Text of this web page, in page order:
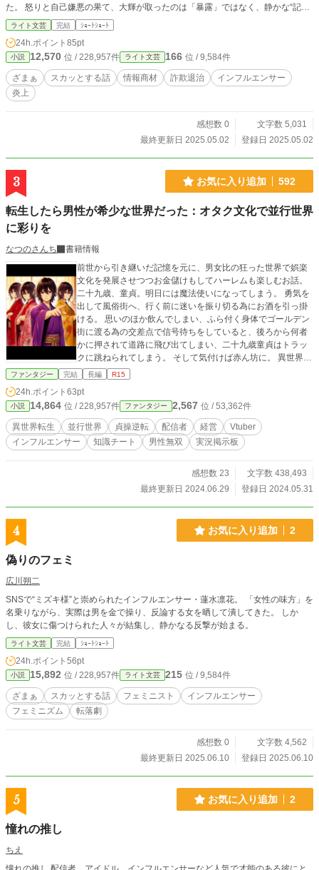
た。 怒りと自己嫌悪の果て、大輝が取ったのは「暴露」ではなく、静かな“記
録”だった。 SNSアーカイブ、法人登記情報、違法発言の保存、そして匿名通
報。 仕掛けた罠が炎上という名の火を呼び、やがてSHUNの虚飾は崩れ始め
る。
ライト文芸 完結 ｼｮｰﾄｼｮｰﾄ
24h.ポイント 85pt
小説 12,570 位 / 228,957件 ライト文芸 166 位 / 9,584件
ざまぁ スカッとする話 情報商材 詐欺退治
インフルエンサー
炎上
感想数 0
文字数 5,031
最終更新日 2025.05.02
登録日 2025.05.02
3 お気に入り追加 592
転生したら男性が希少な世界だった：オタク文化で並行世界
に彩りを
なつのさんち
書籍情報
前世から引き継いだ記憶を元に、男女比の狂った世界で娯楽
文化を発展させつつお金儲けもしてハーレムも楽しむお話。
二十九歳、童貞。明日には魔法使いになってしまう。 勇気を
出して風俗街へ、行く前に迷いを振り切る為にお酒を引っ掛
ける。 思いのほか飲んでしまい、ふら付く身体でゴールデン
街に渡る為の交差点で信号待ちをしていると、後ろから何者
かに押されて道路に飛び出てしまい、二十九歳童貞はトラッ
クに跳ねられてしまう。 そして気付けば赤ん坊に。 異世界
へ、具体的に表現すると元いた世界にそっくりな並行世界へ
トを受け、その後世界初の男性顔出し配信者・起業投資家と
して世界を動かして行く事となる元二十九歳童貞男のお話。
★★★ ★★★ ★★★ 本作はカクヨムに連載中の作品「Ｖ
から始める男女比一対三万世界の配信者生活：オタク文化で
並行世界を制覇する！」のアルファポリス版となっておりま
あるので、カクヨム版とアルファポリス版は別の世界線の
別々の話であると思って頂ければと思います。
ファンタジー 完結 長編 R15
24h.ポイント 63pt
小説 14,864 位 / 228,957件 ファンタジー 2,567 位 / 53,362件
異世界転生 並行世界 貞操逆転 配信者 経営
Vtuber
インフルエンサー
知識チート 男性無双 実況掲示板
感想数 23
文字数 438,493
最終更新日 2024.06.29
登録日 2024.05.31
4 お気に入り追加 2
偽りのフェミ
広川朔二
SNSで“ミズキ様”と崇められたインフルエンサー・蓮水凛花。 「女性の味方」を
名乗りながら、実際は男を金で操り、反論する女を晒して潰してきた。 しか
し、彼女に傷つけられた人々が結集し、静かなる反撃が始まる。
ライト文芸 完結 ｼｮｰﾄｼｮｰﾄ
24h.ポイント 56pt
小説 15,892 位 / 228,957件 ライト文芸 215 位 / 9,584件
ざまぁ スカッとする話 フェミニスト
インフルエンサー
フェミニズム
転落劇
感想数 0
文字数 4,562
最終更新日 2025.06.10
登録日 2025.06.10
5 お気に入り追加 2
憧れの推し
ちえ